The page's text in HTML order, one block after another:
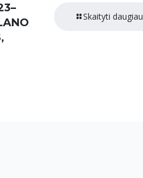
Skaityti daugiau